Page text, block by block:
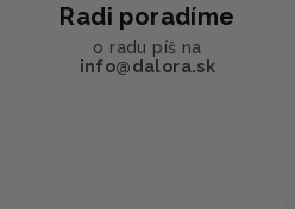
Radi poradíme
o radu píš na
info@dalora.sk